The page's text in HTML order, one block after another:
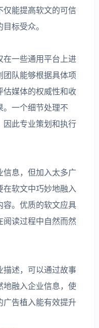
能提高软文的可信
标受众。
一些通用平台上进
队能够根据具体项
估媒体的权威性和收
一个细节处理不
因此专业策划和执行
息，但加入太多广
软文中巧妙地融入
。优质的软文应具
读过程中自然而然
述，可以通过故事
融入企业信息，使
告植入能有效提升